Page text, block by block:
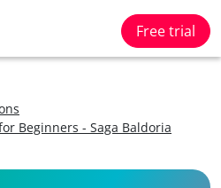
Free trial
Beginners - Saga Baldoria